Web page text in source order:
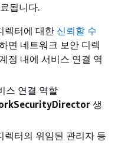
됩니다.
렉터에 대한 신뢰할 수
면 네트워크 보안 디렉
정 내에 서비스 연결 역
스 연결 역할
생
렉터의 위임된 관리자 등